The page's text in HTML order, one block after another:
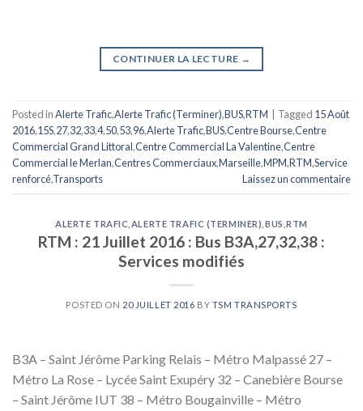
CONTINUER LA LECTURE →
Posted inAlerte Trafic,Alerte Trafic (Terminer),BUS,RTM Tagged 15 Août
2016,15S,27,32,33,4,50,53,96,Alerte Trafic,BUS,Centre Bourse,Centre
Commercial Grand Littoral,Centre Commercial La Valentine,Centre
Commercial le Merlan,Centres Commerciaux,Marseille,MPM,RTM,Service
renforcé,Transports Laissez un commentaire
ALERTE TRAFIC ALERTE TRAFIC (TERMINER) BUS ,RTM
RTM : 21 Juillet 2016 : Bus B3A,27,32,38 :
Services modifiés
POSTED ON 20 JUILLET 2016 BY TSM TRANSPORTS
B3A – Saint Jérôme Parking Relais – Métro Malpassé 27 –
Métro La Rose – Lycée Saint Exupéry 32 – Canebière Bourse
– Saint Jérôme IUT 38 – Métro Bougainville – Métro